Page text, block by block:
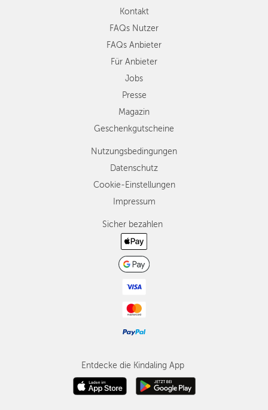
Kontakt
FAQs Nutzer
FAQs Anbieter
Für Anbieter
Jobs
Presse
Magazin
Geschenkgutscheine
Nutzungsbedingungen
Datenschutz
Cookie-Einstellungen
Impressum
Sicher bezahlen
Entdecke die Kindaling App